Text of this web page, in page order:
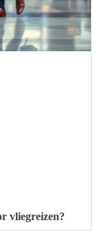
vliegreizen?